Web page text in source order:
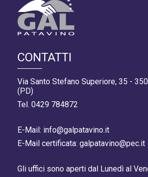
CONTATTI
Via Santo Stefano Superiore, 35 -
(PD)
Tel. 0429 784872
E-Mail: info@galpatavino.it
E-Mail certificata: galpatavino@pec.it
Gli uffici sono aperti dal Lunedì al